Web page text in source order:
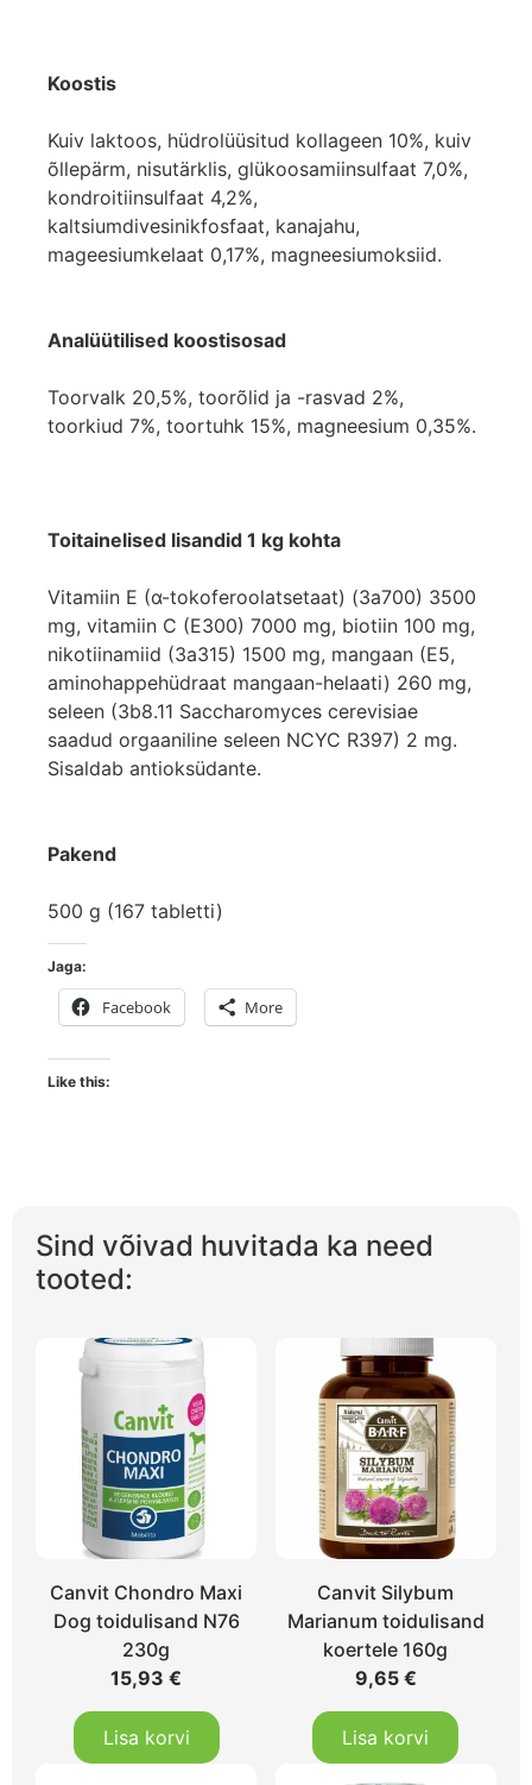
Koostis
Kuiv laktoos, hüdrolüüsitud kollageen 10%, kuiv
õllepärm, nisutärklis, glükoosamiinsulfaat 7,0%,
kondroitiinsulfaat 4,2%,
kaltsiumdivesinikfosfaat, kanajahu,
mageesiumkelaat 0,17%, magneesiumoksiid.
Analüütilised koostisosad
Toorvalk 20,5%, toorõlid ja -rasvad 2%,
toorkiud 7%, toortuhk 15%, magneesium 0,35%.
Toitainelised lisandid 1 kg kohta
Vitamiin E (α-tokoferoolatsetaat) (3a700) 3500
mg, vitamiin C (E300) 7000 mg, biotiin 100 mg,
nikotiinamiid (3a315) 1500 mg, mangaan (E5,
aminohappehüdraat mangaan-helaati) 260 mg,
seleen (3b8.11 Saccharomyces cerevisiae
saadud orgaaniline seleen NCYC R397) 2 mg.
Sisaldab antioksüdante.
Pakend
500 g (167 tabletti)
Jaga:
Facebook More
Like this:
Sind võivad huvitada ka need
tooted:
Canvit Chondro Maxi
Dog toidulisand N76
230g
15,93€
Lisa korvi
Canvit Silybum
Marianum toidulisand
koertele 160g
9,65 €
Lisa korvi